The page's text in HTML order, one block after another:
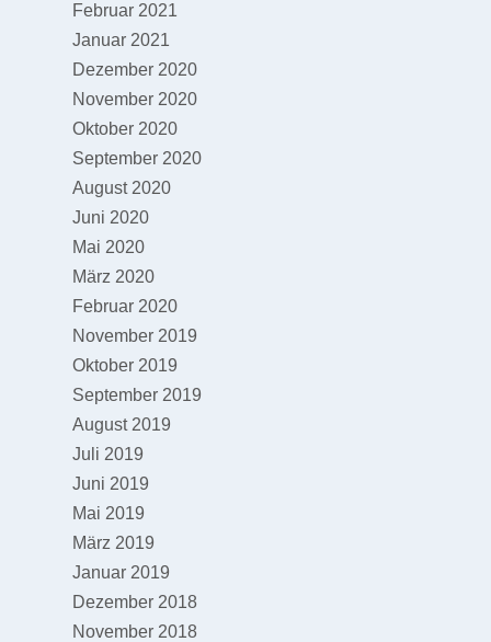
Februar 2021
Januar 2021
Dezember 2020
November 2020
Oktober 2020
September 2020
August 2020
Juni 2020
Mai 2020
März 2020
Februar 2020
November 2019
Oktober 2019
September 2019
August 2019
Juli 2019
Juni 2019
Mai 2019
März 2019
Januar 2019
Dezember 2018
November 2018